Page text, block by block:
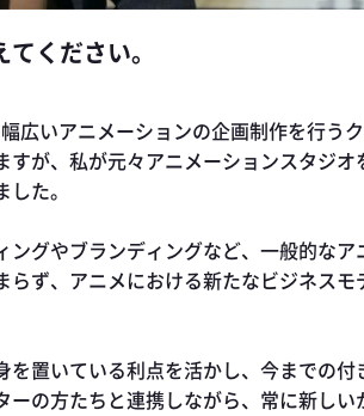
ください。
広いアニメーションの企画制作を行う
すが、私が元々アニメーションスタジ
た。
グやブランディングなど、一般的なア
らず、アニメにおける新たなビジネス
置いている利点を活かし、今までの
ーの方たちと連携しながら、常に新し